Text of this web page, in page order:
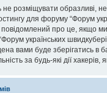
розміщувати образливі,
для форуму “Форум
про це, якщо
українських
вами буде зберігатись в
за будь-які дії